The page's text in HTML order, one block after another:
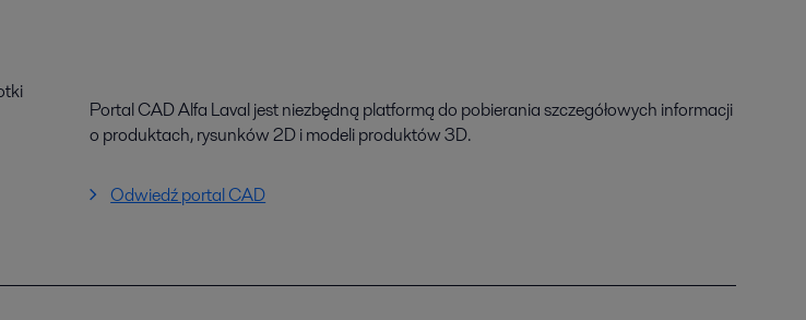
Portal CAD Alfa Laval jest niezbędną platformą do pobierania szczegółowych informacji
o produktach, rysunków 2D i modeli produktów 3D.
Odwiedź portal CAD